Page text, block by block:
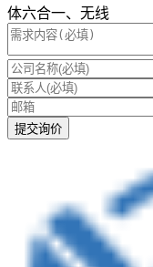
体六合一、无线